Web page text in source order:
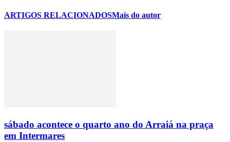
ARTIGOS RELACIONADOSMais do autor
sábado acontece o quarto ano do Arraiá na praça
em Intermares